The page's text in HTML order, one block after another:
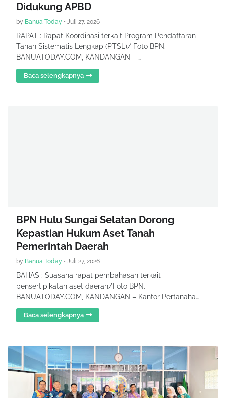
Didukung APBD
by Banua Today • Juli 27, 2026
RAPAT : Rapat Koordinasi terkait Program Pendaftaran
Tanah Sistematis Lengkap (PTSL)/ Foto BPN.
BANUATODAY.COM, KANDANGAN – …
Baca selengkapnya
BPN Hulu Sungai Selatan Dorong
Kepastian Hukum Aset Tanah
Pemerintah Daerah
by Banua Today • Juli 27, 2026
BAHAS : Suasana rapat pembahasan terkait
pensertipikatan aset daerah/Foto BPN.
BANUATODAY.COM, KANDANGAN – Kantor Pertanaha…
Baca selengkapnya